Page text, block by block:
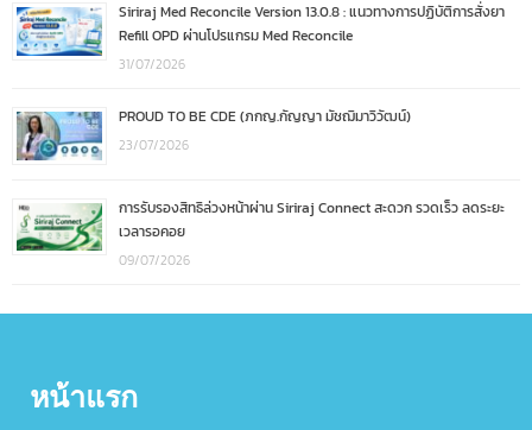
Siriraj Med Reconcile Version 13.0.8 : แนวทางการปฏิบัติการสั่งยา
Refill OPD ผ่านโปรแกรม Med Reconcile
31/07/2026
PROUD TO BE CDE (ภกญ.กัญญา มัชฌิมาวิวัฒน์)
23/07/2026
การรับรองสิทธิล่วงหน้าผ่าน Siriraj Connect สะดวก รวดเร็ว ลดระยะ
เวลารอคอย
09/07/2026
หน้าแรก